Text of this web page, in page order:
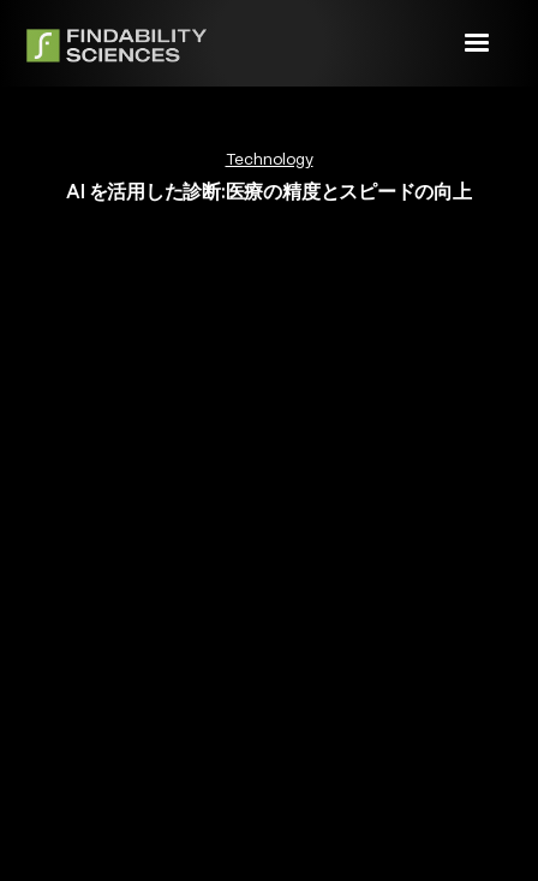
Technology
AI を活用した診断:医療の精度とスピードの向上